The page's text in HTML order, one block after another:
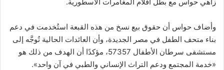
زاهي حواس مع بطل أفلام المغامرات الأسطورية.
وأضاف حواس أن حقوق بيع نسخ من هذه القبعة استُخدمت في دعم
بناء متحف الطفل في مصر الجديدة، وأن العائدات الحالية تُوجَّه إلى
مستشفى سرطان الأطفال 57357، مؤكدًا أن الهدف من ذلك هو
«خدمة المجتمع ودعم التراث الإنساني والطبي في آن واحد».